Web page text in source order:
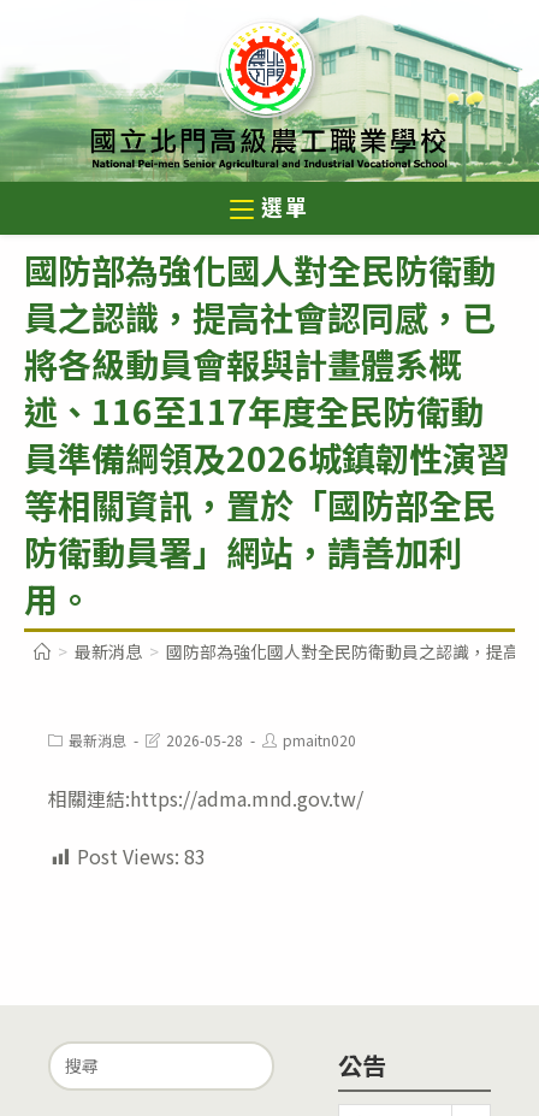
至
主
要
內
選單
國防部為強化國人對全民防衛動
員之認識，提高社會認同感，已
將各級動員會報與計畫體系概
述、116至117年度全民防衛動
員準備綱領及2026城鎮韌性演習
等相關資訊，置於「國防部全民
防衛動員署」網站，請善加利
用。
> 最新消息 > 國防部為強化國人對全民防衛動員之認識，提高
Post最新消息
Post2026-05-28
Post
author:
pmaitn020
相關連結:https://adma.mnd.gov.tw/
Post Views: 83
Search
for:
公告